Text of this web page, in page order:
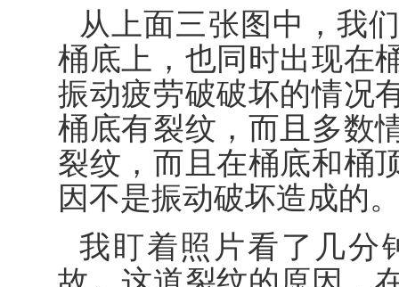
从上面三张图中，我
桶底上，也同时出现在
振动疲劳破破坏的情况
桶底有裂纹，而且多数
裂纹，而且在桶底和桶
因不是振动破坏造成的
我盯着照片看了几分